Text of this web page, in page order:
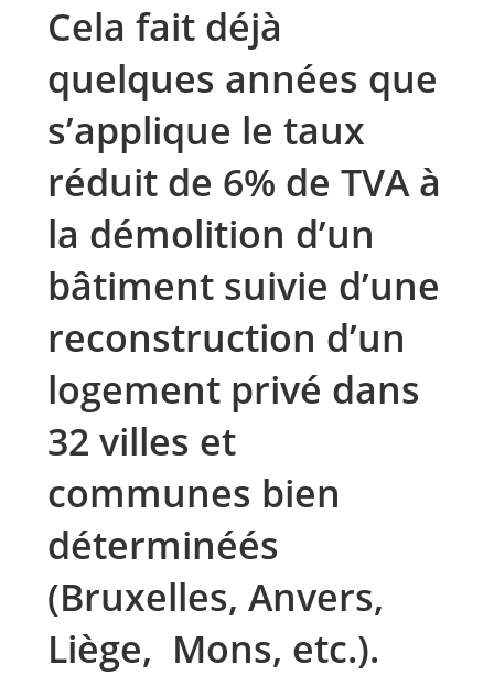
Cela fait déjà
quelques années que
s’applique le taux
réduit de 6% de TVA à
la démolition d’un
bâtiment suivie d’une
reconstruction d’un
logement privé dans
32 villes et
communes bien
déterminéés
(Bruxelles, Anvers,
Liège, Mons, etc.).